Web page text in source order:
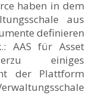
haben in dem
aus
definieren
AAS für Asset
einiges
der Plattform